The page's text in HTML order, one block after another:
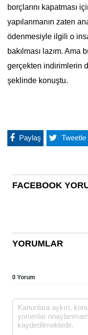
borçlarını kapatması
yapılanmanın zaten
ödenmesiyle ilgili o
bakılması lazım. Ama
gerçekten indirimlerin
şeklinde konuştu.
Paylaş Tweetle
FACEBOOK
YORUMLAR
0 Yorum